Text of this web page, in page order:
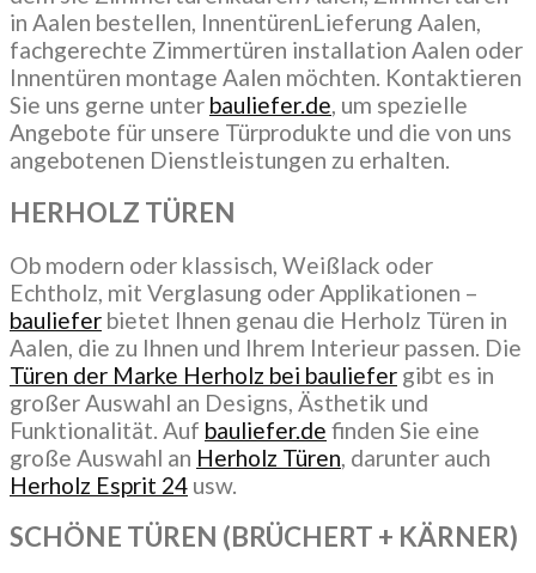
in Aalen bestellen, InnentürenLieferung Aalen,
fachgerechte Zimmertüren installation Aalen oder
Innentüren montage Aalen möchten. Kontaktieren
Sie uns gerne unter bauliefer.de, um spezielle
Angebote für unsere Türprodukte und die von uns
angebotenen Dienstleistungen zu erhalten.
HERHOLZ TÜREN
Ob modern oder klassisch, Weißlack oder
Echtholz, mit Verglasung oder Applikationen –
bauliefer bietet Ihnen genau die Herholz Türen in
Aalen, die zu Ihnen und Ihrem Interieur passen. Die
Türen der Marke Herholz bei bauliefer gibt es in
großer Auswahl an Designs, Ästhetik und
Funktionalität. Auf bauliefer.de finden Sie eine
große Auswahl an Herholz Türen , darunter auch
Herholz Esprit 24 usw.
SCHÖNE TÜREN (BRÜCHERT + KÄRNER)